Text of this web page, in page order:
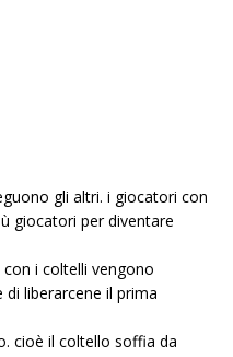
gli altri. i giocatori con
giocatori per diventare
i coltelli vengono
liberarcene il prima
cioè il coltello soffia da